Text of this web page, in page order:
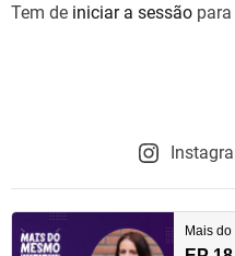
Tem de iniciar a sessão